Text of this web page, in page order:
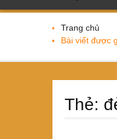
Trang chủ
Bài viết được
Thẻ: